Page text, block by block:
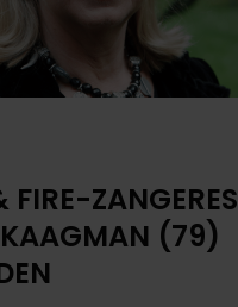
FIRE-ZANGERES
KAAGMAN (79)